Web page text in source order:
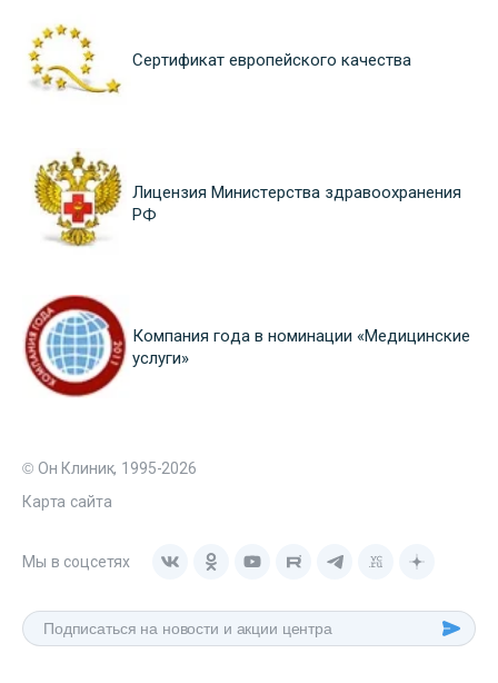
Сертификат европейского качества
Лицензия Министерства здравоохранения
РФ
Компания года в номинации «Медицинские
услуги»
© Он Клиник, 1995-2026
Карта сайта
Мы в соцсетях